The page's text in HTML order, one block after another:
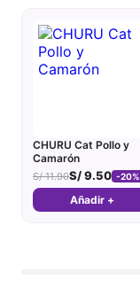
CHURU Cat Pollo y
Camarón
S/11.90S/9.50 -20%
Añadir +